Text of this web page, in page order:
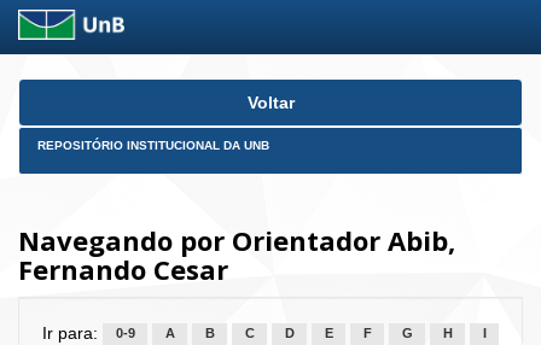
Skip
Voltar
REPOSITÓRIO INSTITUCIONAL DA UNB
Navegando por Orientador Abib,
Fernando Cesar
Ir para: 0-9 A B C D E F G H